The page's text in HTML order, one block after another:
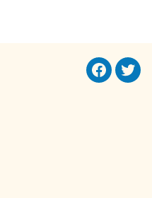
Facebook